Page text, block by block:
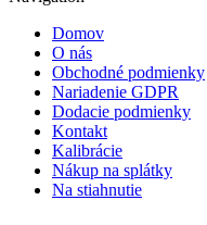
Domov
O nás
Obchodné podmienky
Nariadenie GDPR
Dodacie podmienky
Kontakt
Kalibrácie
Nákup na splátky
Na stiahnutie